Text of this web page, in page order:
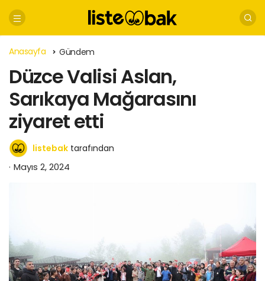
Anasayfa Gündem
Düzce Valisi Aslan,
Sarıkaya Mağarasını
ziyaret etti
listebak tarafından
Mayıs 2, 2024